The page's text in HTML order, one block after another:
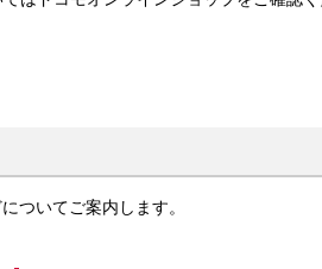
ついてご案内します。